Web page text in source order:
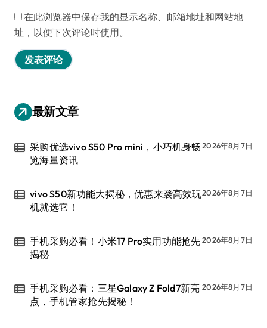
在此浏览器中保存我的显示名称、邮箱地址和网站地
址，以便下次评论时使用。
最新文章
采购优选vivo S50 Pro mini，小巧机身畅
览海量资讯
2026年8月7日
vivo S50新功能大揭秘，优惠来袭高效玩
机就选它！
2026年8月7日
手机采购必看！小米17 Pro实用功能抢先
揭秘
2026年8月7日
手机采购必看：三星Galaxy Z Fold7新亮
点，手机管家抢先揭秘！
2026年8月7日